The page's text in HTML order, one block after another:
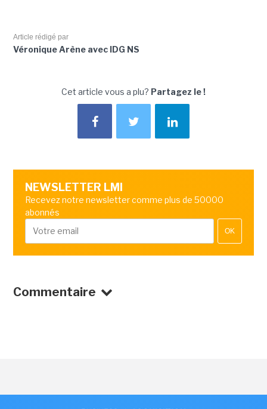
Article rédigé par
Véronique Arène avec IDG NS
Cet article vous a plu? Partagez le !
NEWSLETTER LMI
Recevez notre newsletter comme plus de 50000
abonnés
OK
Commentaire